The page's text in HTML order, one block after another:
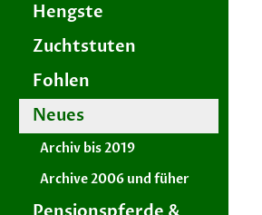
Hengste
Zuchtstuten
Fohlen
Neues
Archiv bis 2019
Archive 2006 und füher